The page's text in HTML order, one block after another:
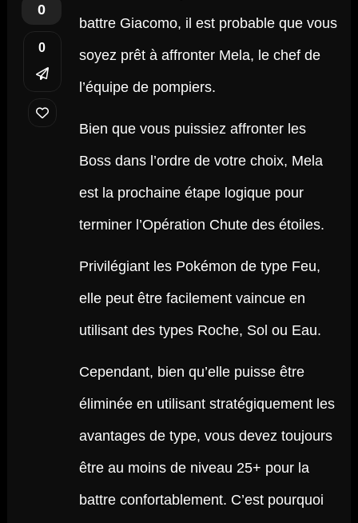
0
0
battre Giacomo, il est probable que vous
soyez prêt à affronter Mela, le chef de
l’équipe de pompiers.
Bien que vous puissiez affronter les
Boss dans l’ordre de votre choix, Mela
est la prochaine étape logique pour
terminer l’Opération Chute des étoiles.
Privilégiant les Pokémon de type Feu,
elle peut être facilement vaincue en
utilisant des types Roche, Sol ou Eau.
Cependant, bien qu’elle puisse être
éliminée en utilisant stratégiquement les
avantages de type, vous devez toujours
être au moins de niveau 25+ pour la
battre confortablement. C’est pourquoi